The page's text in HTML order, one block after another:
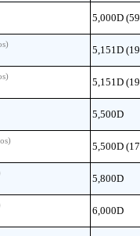
5,000D
5,151D
5,151D
5,500D
5,500D
5,800D
6,000D